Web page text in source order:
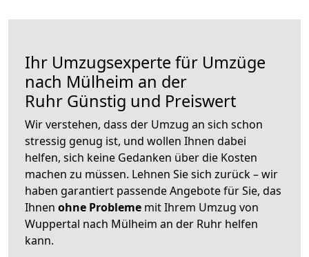
Ihr Umzugsexperte für Umzüge
nach Mülheim an der
Ruhr Günstig und Preiswert
Wir verstehen, dass der Umzug an sich schon
stressig genug ist, und wollen Ihnen dabei
helfen, sich keine Gedanken über die Kosten
machen zu müssen. Lehnen Sie sich zurück – wir
haben garantiert passende Angebote für Sie, das
Ihnen ohne Probleme mit Ihrem Umzug von
Wuppertal nach Mülheim an der Ruhr helfen
kann.